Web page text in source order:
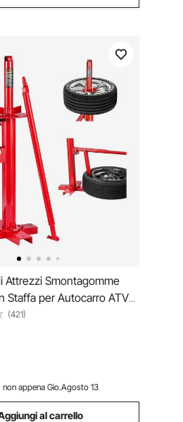
Attrezzi Smontagomme
Staffa per Autocarro ATV
Compatibili 203 -
Stallonatore Manuale
da Garage
te
(421)
non appena Gio.Agosto 13
al carrello